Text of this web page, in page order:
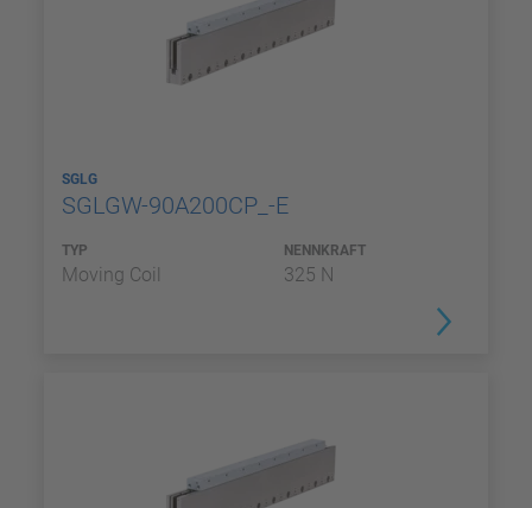
SGLG
SGLGW-90A200CP_-E
TYP
Moving Coil
NENNKRAFT
325 N